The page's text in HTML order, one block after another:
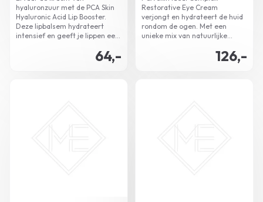
hyaluronzuur met de PCA Skin
Hyaluronic Acid Lip Booster.
Deze lipbalsem hydrateert
intensief en geeft je lippen een
moment van de dag aan te
brengen voor weelderige64,-
Restorative Eye Cream
verjongt en hydrateert de huid
rondom de ogen. Met een
unieke mix van natuurlijke
peptiden, gaat het tekenen van
126,-